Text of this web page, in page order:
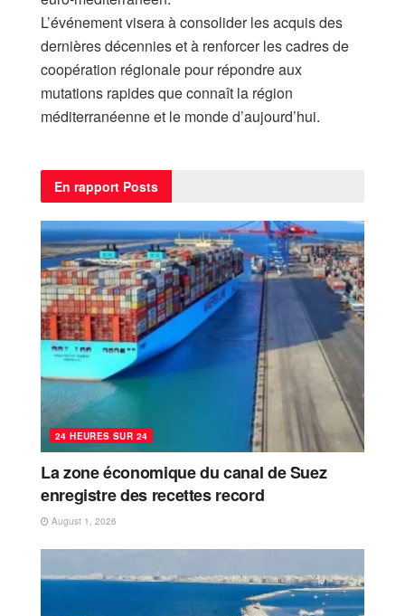
L’événement visera à consolider les acquis des
dernières décennies et à renforcer les cadres de
coopération régionale pour répondre aux
mutations rapides que connaît la région
méditerranéenne et le monde d’aujourd’hui.
En rapport Posts
24 HEURES SUR 24
La zone économique du canal de Suez
enregistre des recettes record
August 1, 2026